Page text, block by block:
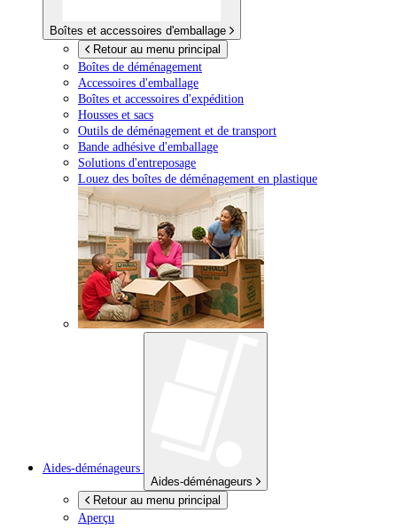
Boîtes et accessoires d'emballage
Retour au menu principal
Boîtes de déménagement
Accessoires d'emballage
Boîtes et accessoires d'expédition
Housses et sacs
Outils de déménagement et de transport
Bande adhésive d'emballage
Solutions d'entreposage
Louez des boîtes de déménagement en plastique
Aides-déménageurs
Aides-déménageurs
Retour au menu principal
Aperçu